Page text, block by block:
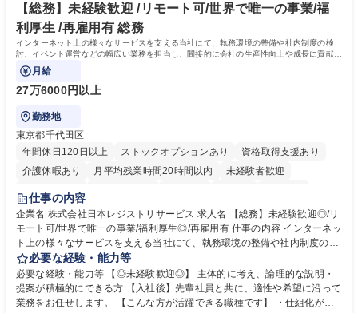
大 専修学校 高校 語学力： 資格：
【総務】未経験歓迎 /リモート可/世界で唯一の事業/福
利厚生 /再雇用有 総務
インターネット上の様々なサービスを支える当社にて、執務環境の整備や社内制度の検
討、イベント運営などの幅広い業務を担当し、間接的に会社の生産性向上や成長に貢献し
ている部署です。
月給
27万6000円以上
勤務地
東京都千代田区
年間休日120日以上
ストックオプションあり
資格取得支援あり
介護休暇あり
月平均残業時間20時間以内
未経験者歓迎
住宅手当あり
完全週休2日制
交通費支給 駅近5分以内 土日祝休み 服装自由
仕事の内容
企業名 株式会社日本レジストリサービス 求人名 【総務】未経験歓迎◎/リ
モート可/世界で唯一の事業/福利厚生◎/再雇用有 仕事の内容 インターネッ
ト上の様々なサービスを支える当社にて、執務環境の整備や社内制度の検
討、イベント運営などの幅広い業務を担当し、間接的に会社の生産性向上
や成長に貢献している部署です。 会社の全メンバーが安心して長く成果を
発揮できる環境を整えるために、毎日のメンテナンスや維持管理に加え、
新たな施策検討を積極的に行っていただき、会社全体を巻き込み課題解決
必要な経験・能力等
必要な経験・能力等 【◎未経験歓迎◎】 主体的に考え、論理的な説明・
提案が積極的にできる方 【入社後】先輩社員と共に、適性や希望に沿って
業務をお任せします。 【こんな方が活躍できる職種です】 ・仕組化が好